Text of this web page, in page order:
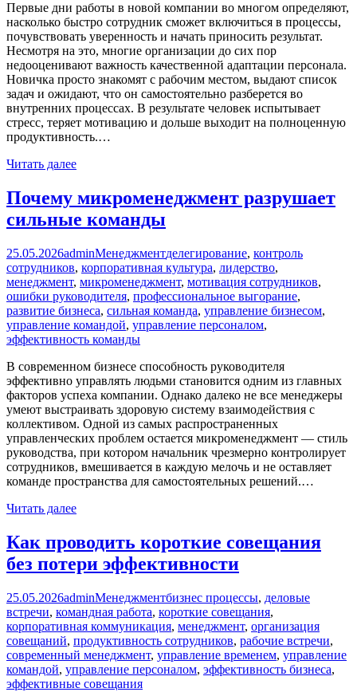
Первые дни работы в новой компании во многом определяют,
насколько быстро сотрудник сможет включиться в процессы,
почувствовать уверенность и начать приносить результат.
Несмотря на это, многие организации до сих пор
недооценивают важность качественной адаптации персонала.
Новичка просто знакомят с рабочим местом, выдают список
задач и ожидают, что он самостоятельно разберется во
внутренних процессах. В результате человек испытывает
стресс, теряет мотивацию и дольше выходит на полноценную
продуктивность.…
Читать далее
Почему микроменеджмент разрушает
сильные команды
25.05.2026adminМенеджментделегирование, контроль
сотрудников, корпоративная культура, лидерство,
менеджмент, микроменеджмент, мотивация сотрудников,
ошибки руководителя, профессиональное выгорание,
развитие бизнеса, сильная команда, управление бизнесом,
управление командой, управление персоналом,
эффективность команды
В современном бизнесе способность руководителя
эффективно управлять людьми становится одним из главных
факторов успеха компании. Однако далеко не все менеджеры
умеют выстраивать здоровую систему взаимодействия с
коллективом. Одной из самых распространенных
управленческих проблем остается микроменеджмент — стиль
руководства, при котором начальник чрезмерно контролирует
сотрудников, вмешивается в каждую мелочь и не оставляет
команде пространства для самостоятельных решений.…
Читать далее
Как проводить короткие совещания
без потери эффективности
25.05.2026adminМенеджментбизнес процессы, деловые
встречи, командная работа, короткие совещания,
корпоративная коммуникация, менеджмент, организация
совещаний, продуктивность сотрудников, рабочие встречи,
современный менеджмент, управление временем, управление
командой, управление персоналом, эффективность бизнеса,
эффективные совещания